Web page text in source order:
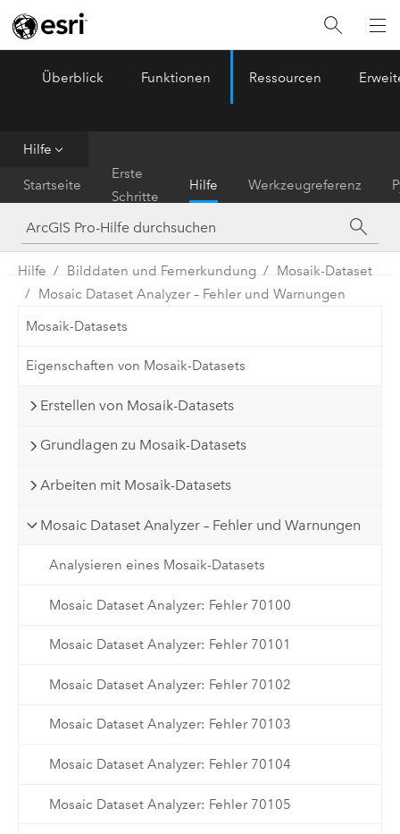
ArcGIS Pro
Überblick Funktionen Ressourcen
Hilfe
Startseite
Erste
Schritte
Hilfe Werkzeugreferenz
Hilfe Bilddaten und Fernerkundung
Mosaik-Dataset
Mosaic Dataset Analyzer – Fehler und Warnungen
Mosaik-Datasets
Eigenschaften von Mosaik-Datasets
Erstellen von Mosaik-Datasets
Grundlagen zu Mosaik-Datasets
Arbeiten mit Mosaik-Datasets
Mosaic Dataset Analyzer – Fehler und Warnungen
Analysieren eines Mosaik-Datasets
Mosaic Dataset Analyzer: Fehler 70100
Mosaic Dataset Analyzer: Fehler 70101
Mosaic Dataset Analyzer: Fehler 70102
Mosaic Dataset Analyzer: Fehler 70103
Mosaic Dataset Analyzer: Fehler 70104
Mosaic Dataset Analyzer: Fehler 70105